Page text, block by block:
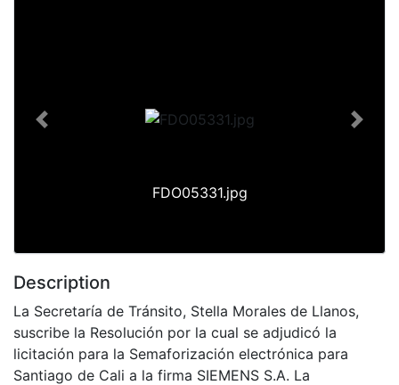
FDO05331.jpg
Previous Next
Description
La Secretaría de Tránsito, Stella Morales de Llanos,
suscribe la Resolución por la cual se adjudicó la
licitación para la Semaforización electrónica para
Santiago de Cali a la firma SIEMENS S.A. La